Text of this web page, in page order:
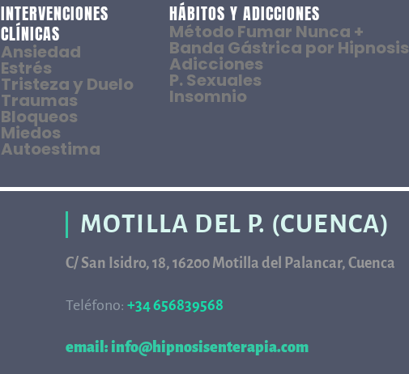
INTERVENCIONES
CLÍNICAS
Ansiedad
Estrés
Tristeza y Duelo
Traumas
Bloqueos
Miedos
Autoestima
HÁBITOS Y ADICCIONES
Método Fumar Nunca +
Banda Gástrica por Hipnosis
Adicciones
P. Sexuales
Insomnio
MOTILLA DEL P. (CUENCA)
C/ San Isidro, 18, 16200 Motilla del Palancar, Cuenca
Teléfono: +34 656839568
email: info@hipnosisenterapia.com